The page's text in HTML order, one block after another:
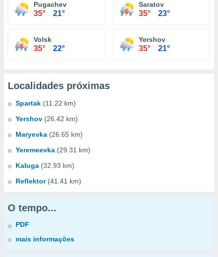
Pugachev
35° 21°
Saratov
35° 23°
Volsk
35° 22°
Yershov
35° 21°
Localidades próximas
Spartak (11.22 km)
Yershov (26.42 km)
Maryevka (26.65 km)
Yeremeevka (29.31 km)
Kaluga (32.93 km)
Reflektor (41.41 km)
O tempo...
PDF
mais informações